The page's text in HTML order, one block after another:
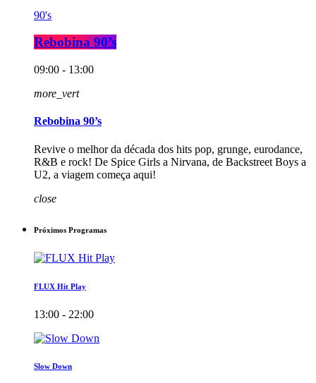
90's
Rebobina 90’s
09:00 - 13:00
more_vert
Rebobina 90’s
Revive o melhor da década dos hits pop, grunge, eurodance,
R&B e rock! De Spice Girls a Nirvana, de Backstreet Boys a
U2, a viagem começa aqui!
close
Próximos Programas
FLUX Hit Play
13:00 - 22:00
Slow Down